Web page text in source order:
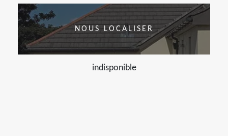
NOUS LOCALISER
indisponible